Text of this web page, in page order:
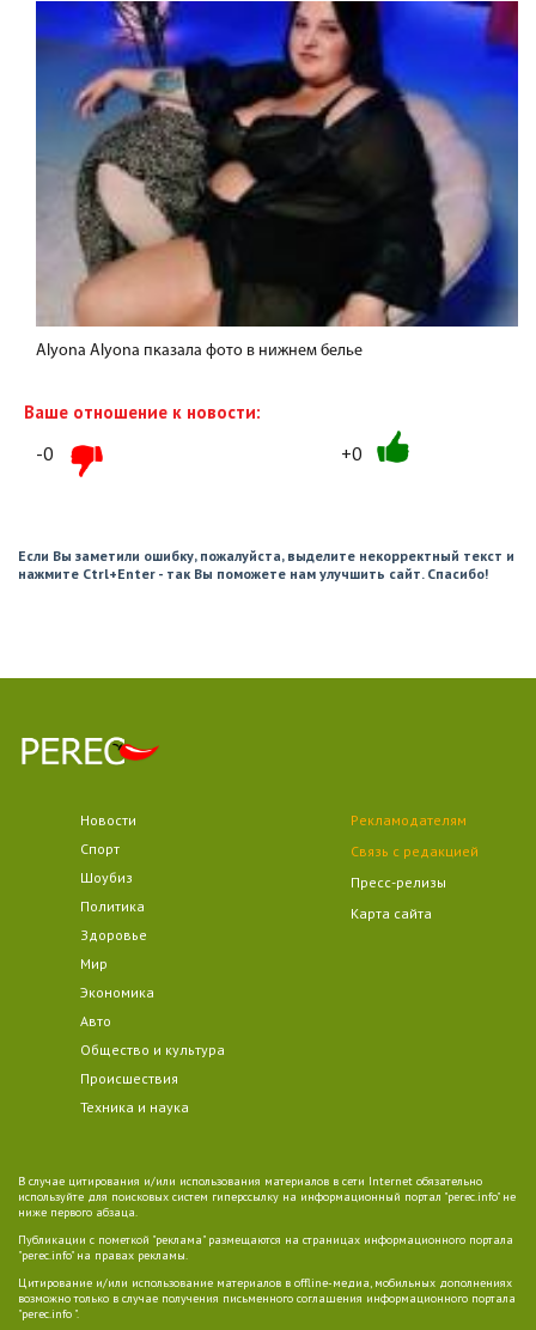
Alyona Alyona пказала фото в нижнем белье
Ваше отношение к новости:
-0 +0
Если Вы заметили ошибку, пожалуйста, выделите некорректный текст и
нажмите Ctrl+Enter - так Вы поможете нам улучшить сайт. Спасибо!
Новости
Спорт
Шоубиз
Политика
Здоровье
Мир
Экономика
Авто
Общество и культура
Происшествия
Техника и наука
Рекламодателям
Связь с редакцией
Пресс-релизы
Карта сайта
В случае цитирования и/или использования материалов в сети Internet обязательно
используйте для поисковых систем гиперссылку на информационный портал "perec.info" не
ниже первого абзаца.
Публикации с пометкой "реклама" размещаются на страницах информационного портала
"perec.info" на правах рекламы.
Цитирование и/или использование материалов в offline-медиа, мобильных дополнениях
возможно только в случае получения письменного соглашения информационного портала
"perec.info ".